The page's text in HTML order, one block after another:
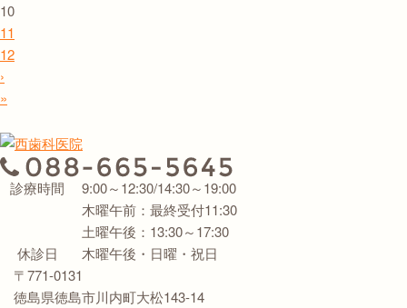
10
11
12
›
»
診療時間
9:00～12:30/14:30～19:00
木曜午前：最終受付11:30
土曜午後：13:30～17:30
休診日
木曜午後・日曜・祝日
〒771-0131
徳島県徳島市川内町大松143-14